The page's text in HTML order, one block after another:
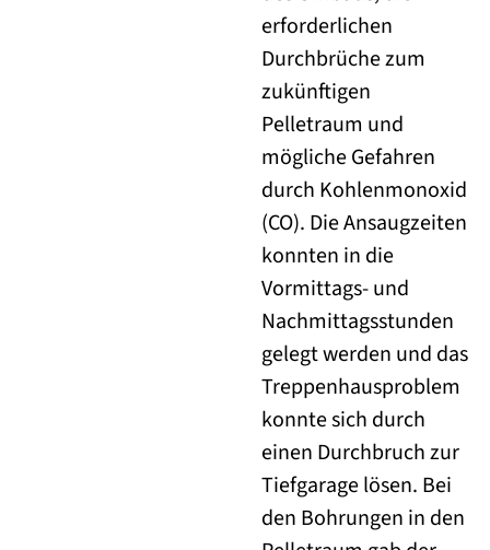
erforderlichen
Durchbrüche zum
zukünftigen
Pelletraum und
mögliche Gefahren
durch Kohlenmonoxid
(CO). Die Ansaugzeiten
konnten in die
Vormittags- und
Nachmittagsstunden
gelegt werden und das
Treppenhausproblem
konnte sich durch
einen Durchbruch zur
Tiefgarage lösen. Bei
den Bohrungen in den